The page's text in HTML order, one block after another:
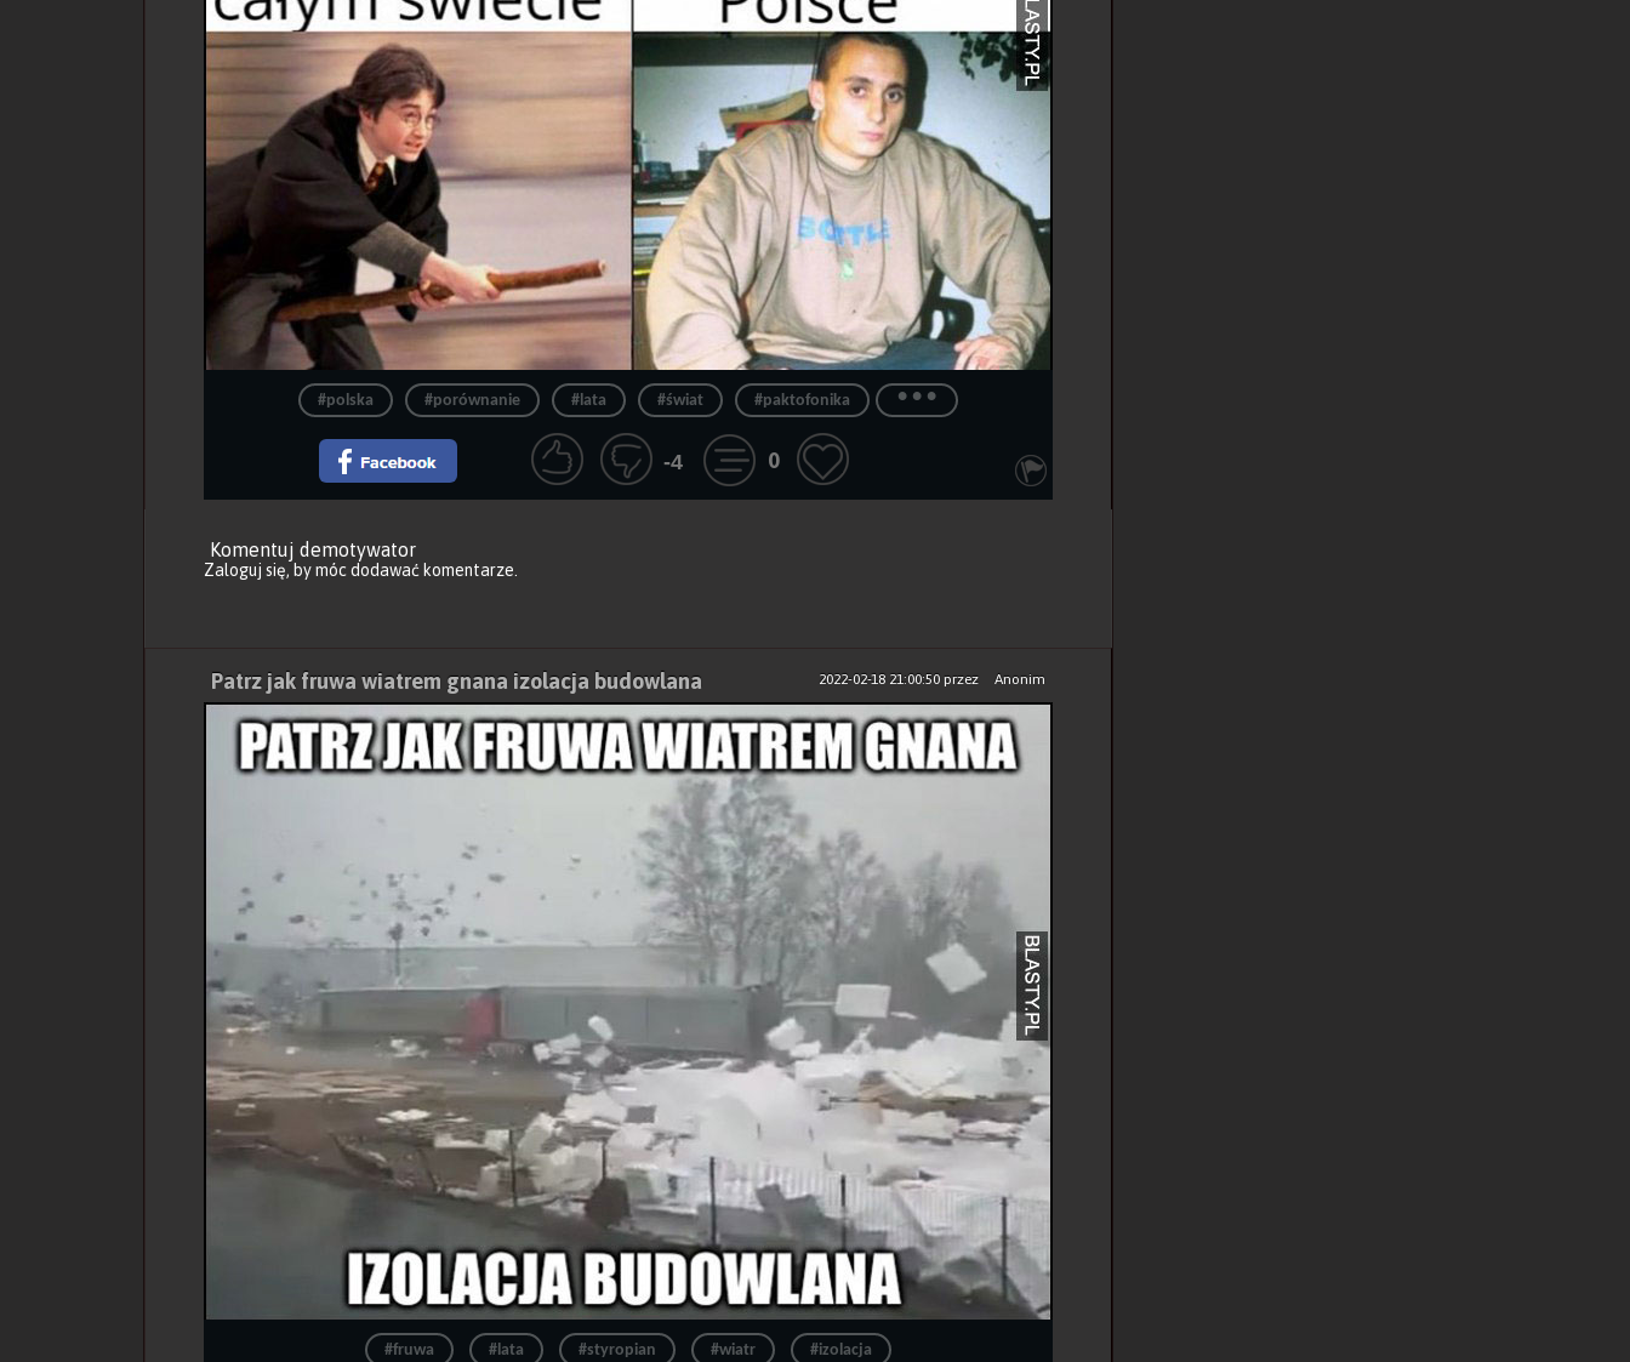
#polska #porównanie #lata #świat #paktofonika ...
-4 0
Komentuj demotywator
Zaloguj się, by móc dodawać komentarze.
2022-02-18 21:00:50przez Anonim
Patrz jak fruwa wiatrem gnana izolacja budowlana
#fruwa #lata #styropian #wiatr #izolacja